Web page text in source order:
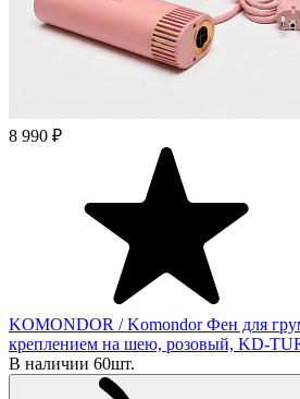
8 990 ₽
KOMONDOR / Komondor Фен для
креплением на шею, розовый, KD-
В наличии 60шт.